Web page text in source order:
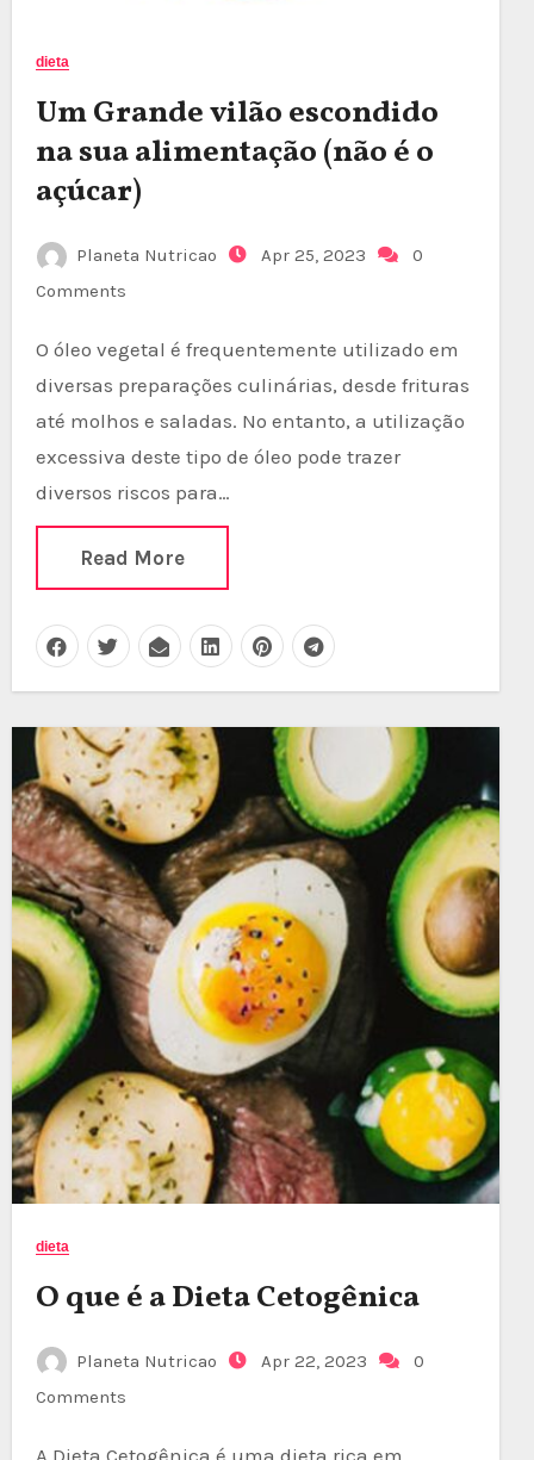
dieta
Um Grande vilão escondido
na sua alimentação (não é o
açúcar)
Planeta Nutricao Apr 25, 2023
0
Comments
O óleo vegetal é frequentemente utilizado em
diversas preparações culinárias, desde frituras
até molhos e saladas. No entanto, a utilização
excessiva deste tipo de óleo pode trazer
diversos riscos para…
Read More
dieta
O que é a Dieta Cetogênica
Planeta Nutricao Apr 22, 2023
0
Comments
A Dieta Cetogênica é uma dieta rica em